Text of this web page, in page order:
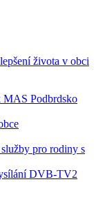
života v obci
MAS Podbrdsko
pro rodiny s
DVB-TV2